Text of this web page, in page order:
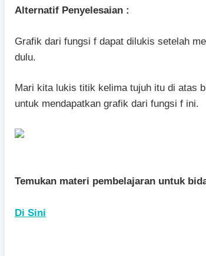
Alternatif Penyelesaian :
Grafik dari fungsi f dapat dilukis setelah
dulu.
Mari kita lukis titik kelima tujuh itu di atas
untuk mendapatkan grafik dari fungsi f ini.
Temukan materi pembelajaran untuk
Di Sini